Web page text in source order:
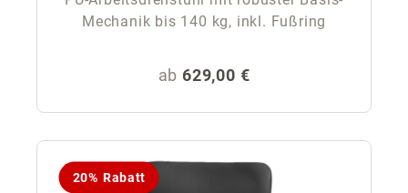
Mechanik bis 140 kg, inkl. Fußring
Regulärer Preis:
ab 629,00 €
20% Rabatt